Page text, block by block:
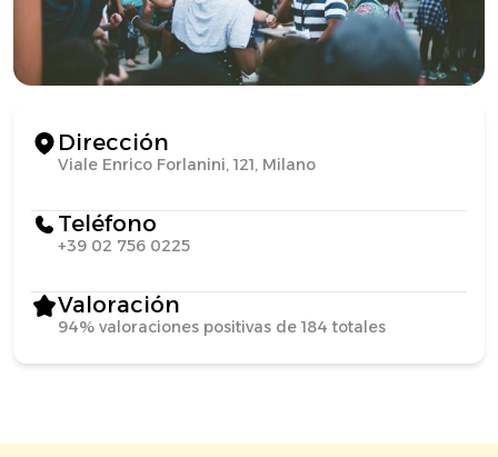
Dirección
Viale Enrico Forlanini, 121, Milano
Teléfono
+39 02 756 0225
Valoración
94% valoraciones positivas de 184 totales